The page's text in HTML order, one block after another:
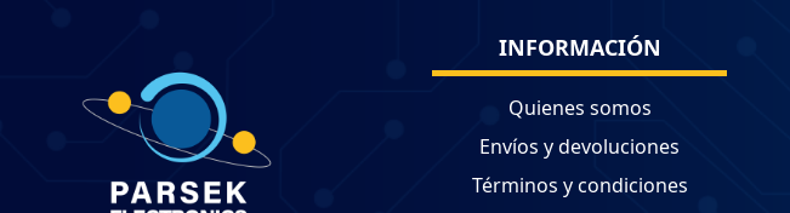
INFORMACIÓN
Quienes somos
Envíos y devoluciones
Términos y condiciones